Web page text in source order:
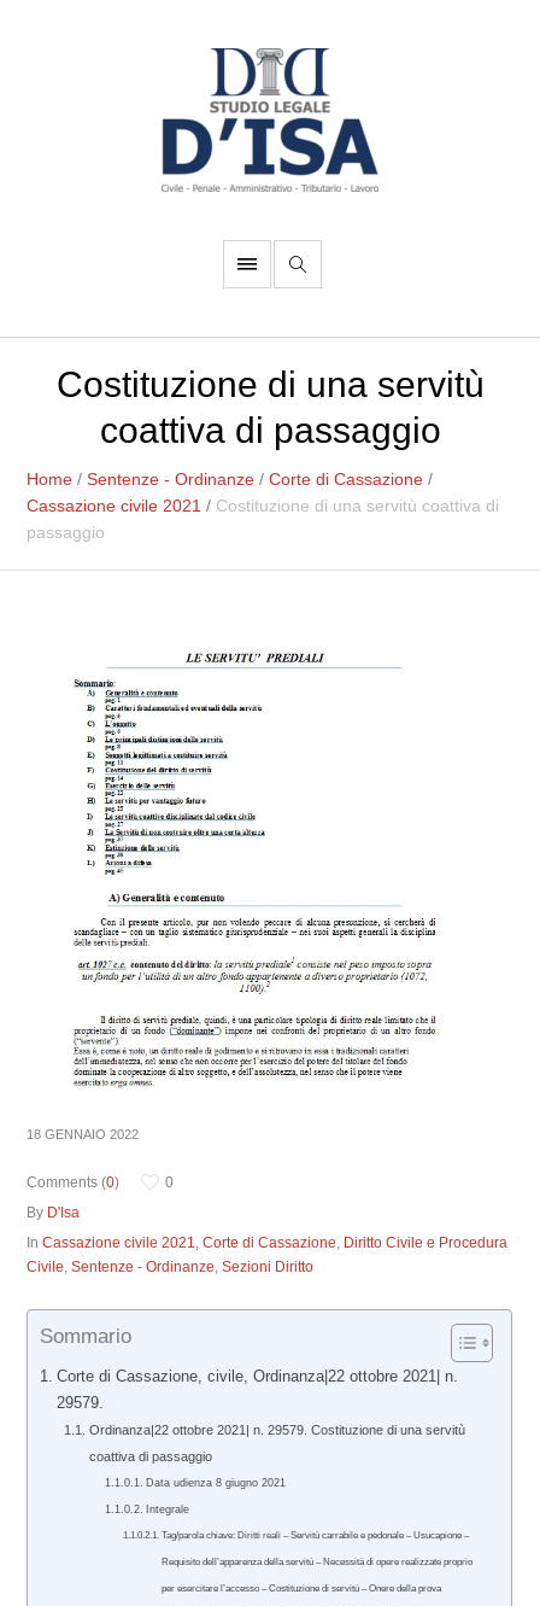
Costituzione di una servitù
coattiva di passaggio
Home /Sentenze - Ordinanze /Corte di Cassazione /
Cassazione civile 2021 / Costituzione di una servitù coattiva di
passaggio
18 GENNAIO 2022
Comments (0)
0
By D'Isa
InCassazione civile 2021,Corte di Cassazione, Diritto Civile e Procedura
Civile,Sentenze - Ordinanze,Sezioni Diritto
Sommario
Corte di Cassazione, civile, Ordinanza|22 ottobre 2021| n.
29579.
Ordinanza|22 ottobre 2021| n. 29579. Costituzione di una servitù
coattiva di passaggio
Data udienza 8 giugno 2021
Integrale
Tag/parola chiave: Diritti reali – Servitù carrabile e pedonale – Usucapione –
Requisito dell’apparenza della servitù – Necessità di opere realizzate proprio
per esercitare l’accesso – Costituzione di servitù – Onere della prova